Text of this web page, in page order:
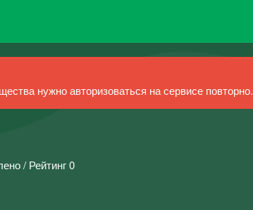
нужно авторизоваться на сервисе повторно.
/ Рейтинг 0